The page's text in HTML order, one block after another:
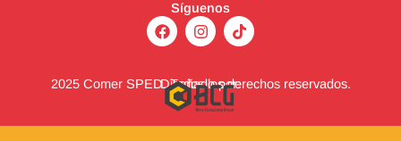
Síguenos
F
a
c
b
o
o
k
I
n
s
a
g
r
a
T
i
k
o
2025 Comer SPED. Todos los derechos reservados.
Diseñado por: